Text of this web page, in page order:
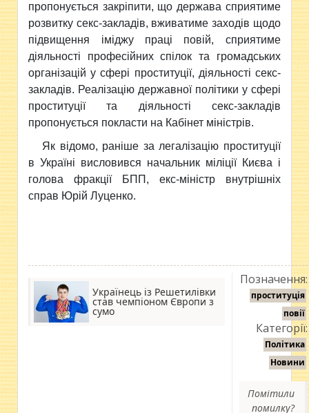
пропонується закріпити, що держава сприятиме
розвитку секс-закладів, вживатиме заходів щодо
підвищення іміджу праці повій, сприятиме
діяльності професійних спілок та громадських
організацій у сфері проституції, діяльності секс-
закладів. Реалізацію державної політики у сфері
проституції та діяльності секс-закладів
пропонується покласти на Кабінет міністрів.
Як відомо, раніше за легалізацію проституції
в Україні висловився начальник міліції Києва і
голова фракції БПП, екс-міністр внутрішніх
справ Юрій Луценко.
Українець із Решетилівки
став чемпіоном Європи з
сумо
Позначення:
проституція
повії
Категорії:
Політика
Новини
Помітили
помилку?